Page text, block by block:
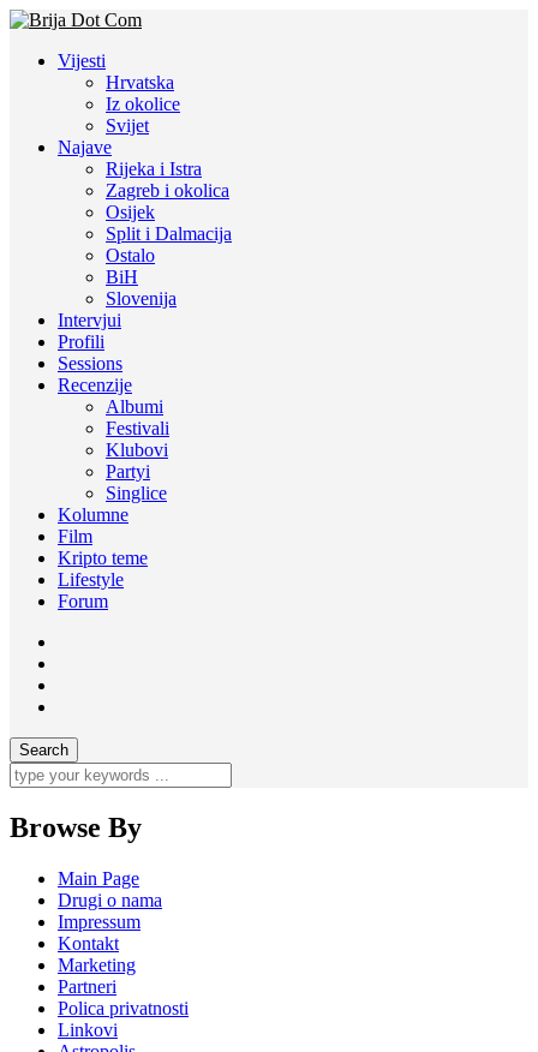
Vijesti
Hrvatska
Iz okolice
Svijet
Najave
Rijeka i Istra
Zagreb i okolica
Osijek
Split i Dalmacija
Ostalo
BiH
Slovenija
Intervjui
Profili
Sessions
Recenzije
Albumi
Festivali
Klubovi
Partyi
Singlice
Kolumne
Film
Kripto teme
Lifestyle
Forum
Browse By
Main Page
Drugi o nama
Impressum
Kontakt
Marketing
Partneri
Polica privatnosti
Linkovi